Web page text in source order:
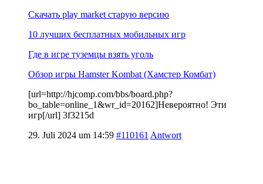
Скачать play market старую версию
10 лучших бесплатных мобильных игр
Где в игре туземцы взять уголь
Обзор игры Hamster Kombat (Хамстер Комбат)
[url=http://hjcomp.com/bbs/board.php?
bo_table=online_1&wr_id=20162]Невероятно! Эти
игр[/url] 3f3215d
29. Juli 2024 um 14:59 #110161 Antwort